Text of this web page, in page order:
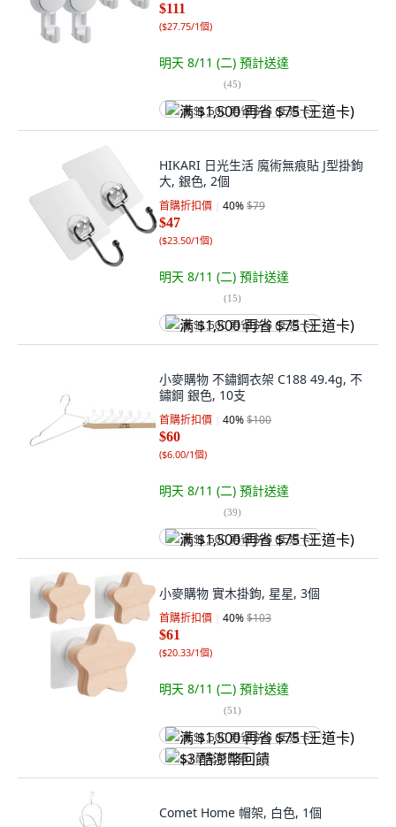
$111
($27.75/1個)
明天 8/11 (二) 預計送達
(45)
满 $1,500 再省 $75 (王道卡)
HIKARI 日光生活 魔術無痕貼 J型掛鉤
大, 銀色, 2個
首購折扣價 40%$79
$47
($23.50/1個)
明天 8/11 (二) 預計送達
(15)
满 $1,500 再省 $75 (王道卡)
小麥購物 不鏽鋼衣架 C188 49.4g, 不
鏽鋼 銀色, 10支
首購折扣價 40%$100
$60
($6.00/1個)
明天 8/11 (二) 預計送達
(39)
满 $1,500 再省 $75 (王道卡)
小麥購物 實木掛鉤, 星星, 3個
首購折扣價 40%$103
$61
($20.33/1個)
明天 8/11 (二) 預計送達
(51)
满 $1,500 再省 $75 (王道卡)
$3 酷澎幣回饋
Comet Home 帽架, 白色, 1個